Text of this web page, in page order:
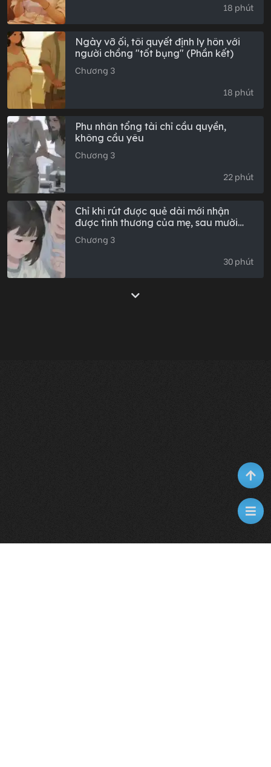
18 phút
Ngày vỡ ối, tôi quyết định ly hôn với
người chồng "tốt bụng" (Phần kết)
Chương 3
18 phút
Phu nhân tổng tài chỉ cầu quyền,
không cầu yêu
Chương 3
22 phút
Chỉ khi rút được quẻ dài mới nhận
được tình thương của mẹ, sau mười
năm rút phải quẻ ngắn, tôi đã từ bỏ
Chương 3
30 phút